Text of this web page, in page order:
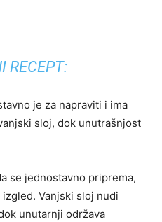
RECEPT:
je za napraviti i ima
sloj, dok unutrašnjost
se jednostavno priprema,
Vanjski sloj nudi
unutarnji održava